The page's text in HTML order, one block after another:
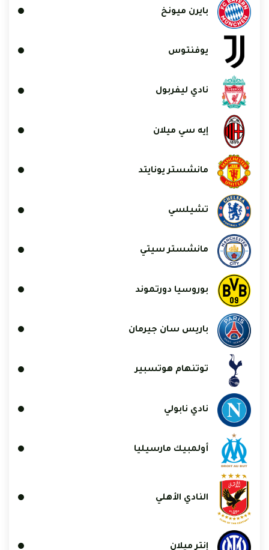
بايرن ميونخ
يوفنتوس
نادي ليفربول
إيه سي ميلان
مانشستر يونايتد
تشيلسي
مانشستر سيتي
بوروسيا دورتموند
باريس سان جيرمان
توتنهام هوتسبير
نادي نابولي
أولمبيك مارسيليا
النادي الأهلي
إنتر ميلان